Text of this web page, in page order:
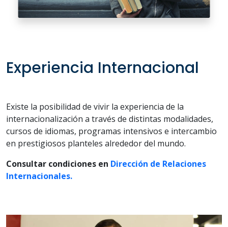
Experiencia Internacional
Existe la posibilidad de vivir la experiencia de la
internacionalización a través de distintas modalidades,
cursos de idiomas, programas intensivos e intercambio
en prestigiosos planteles alrededor del mundo.
Consultar condiciones en Dirección de Relaciones
Internacionales.